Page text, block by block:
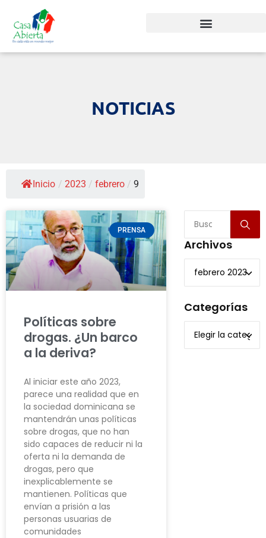
NOTICIAS
Inicio / 2023 / febrero / 9
PRENSA
Políticas sobre
drogas. ¿Un barco
a la deriva?
Al iniciar este año 2023,
parece una realidad que en
la sociedad dominicana se
mantendrán unas políticas
sobre drogas, que no han
sido capaces de reducir ni la
oferta ni la demanda de
drogas, pero que
inexplicablemente se
mantienen. Políticas que
envían a prisión a las
personas usuarias de
comunidades
Archivos
Categorías